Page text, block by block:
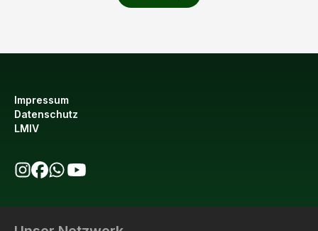
Impressum
Datenschutz
LMIV